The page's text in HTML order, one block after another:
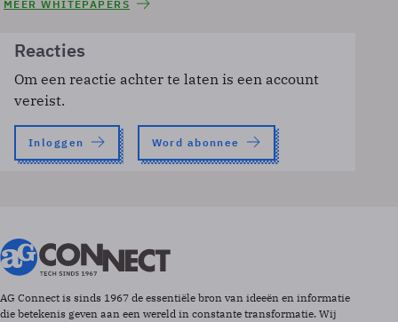
MEER WHITEPAPERS
Reacties
Om een reactie achter te laten is een account
vereist.
Inloggen Word abonnee
AG Connect is sinds 1967 de essentiële bron van ideeën en informatie
die betekenis geven aan een wereld in constante transformatie. Wij